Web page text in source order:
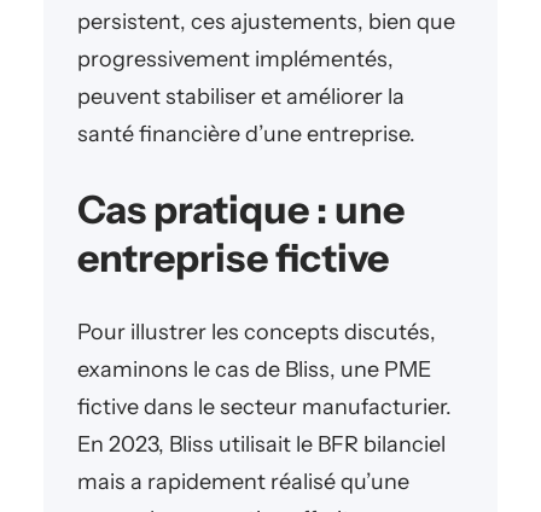
persistent, ces ajustements, bien que
progressivement implémentés,
peuvent stabiliser et améliorer la
santé financière d’une entreprise.
Cas pratique : une
entreprise fictive
Pour illustrer les concepts discutés,
examinons le cas de Bliss, une PME
fictive dans le secteur manufacturier.
En 2023, Bliss utilisait le BFR bilanciel
mais a rapidement réalisé qu’une